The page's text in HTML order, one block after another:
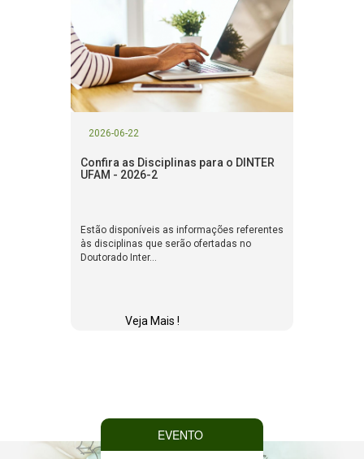
2026-06-22
Confira as Disciplinas para o DINTER
UFAM - 2026-2
Estão disponíveis as informações referentes
às disciplinas que serão ofertadas no
Doutorado Inter...
Veja Mais !
EVENTO